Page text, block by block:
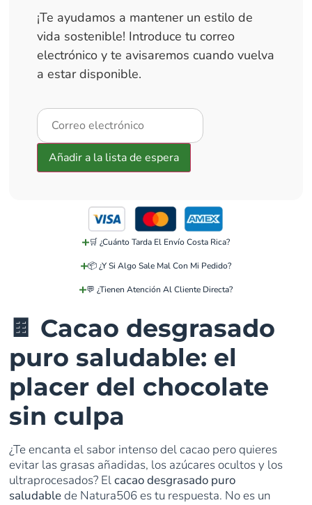
¡Te ayudamos a mantener un estilo de
vida sostenible! Introduce tu correo
electrónico y te avisaremos cuando vuelva
a estar disponible.
🛒 ¿Cuánto Tarda El Envío Costa Rica?
📦 ¿Y Si Algo Sale Mal Con Mi Pedido?
💬 ¿Tienen Atención Al Cliente Directa?
🍫 Cacao desgrasado
puro saludable: el
placer del chocolate
sin culpa
¿Te encanta el sabor intenso del cacao pero quieres
evitar las grasas añadidas, los azúcares ocultos y los
ultraprocesados? Elcacao desgrasado puro
saludablede Natura506 es tu respuesta. No es un